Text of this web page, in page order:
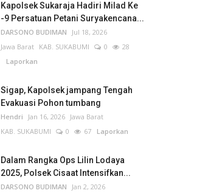
Kapolsek Sukaraja Hadiri Milad Ke
-9 Persatuan Petani Suryakencana...
DARSONO BUDIMAN
Jul 18, 2026
Jawa Barat KAB. SUKABUMI 0
28
Laporkan
Sigap, Kapolsek jampang Tengah
Evakuasi Pohon tumbang
Hendri Jan 16, 2026 Jawa Barat
KAB. SUKABUMI
0 67 Laporkan
Dalam Rangka Ops Lilin Lodaya
2025, Polsek Cisaat Intensifkan...
DARSONO BUDIMAN
Jan 2, 2026